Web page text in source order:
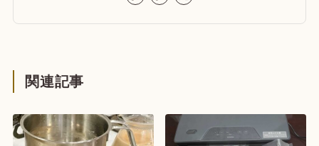
関連記事